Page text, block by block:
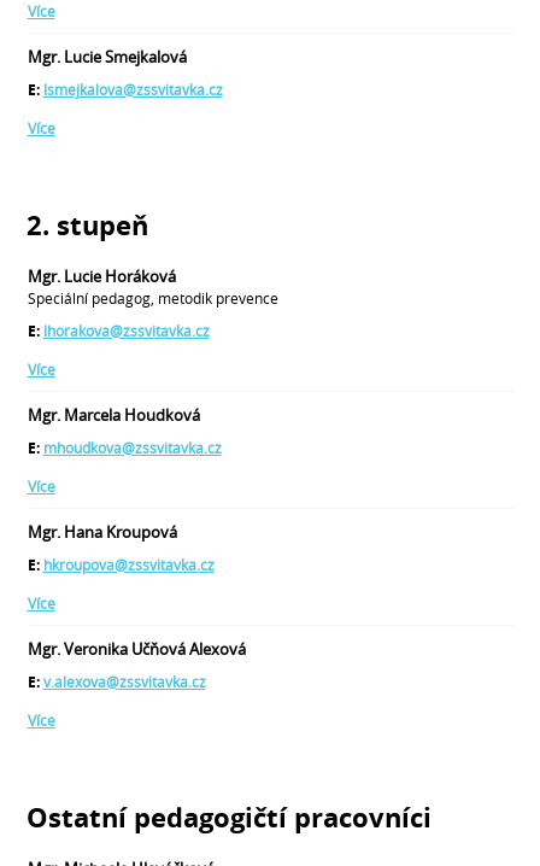
Více
Mgr. Lucie Smejkalová
E: lsmejkalova@zssvitavka.cz
Více
2. stupeň
Mgr. Lucie Horáková
Speciální pedagog, metodik prevence
E: lhorakova@zssvitavka.cz
Více
Mgr. Marcela Houdková
E: mhoudkova@zssvitavka.cz
Více
Mgr. Hana Kroupová
E: hkroupova@zssvitavka.cz
Více
Mgr. Veronika Učňová Alexová
E:v.alexova@zssvitavka.cz
Více
Ostatní pedagogičtí pracovníci